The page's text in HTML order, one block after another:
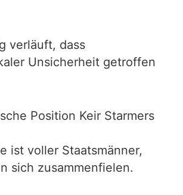
verläuft, dass
Unsicherheit getroffen
Position Keir Starmers
ist voller Staatsmänner,
sich zusammenfielen.